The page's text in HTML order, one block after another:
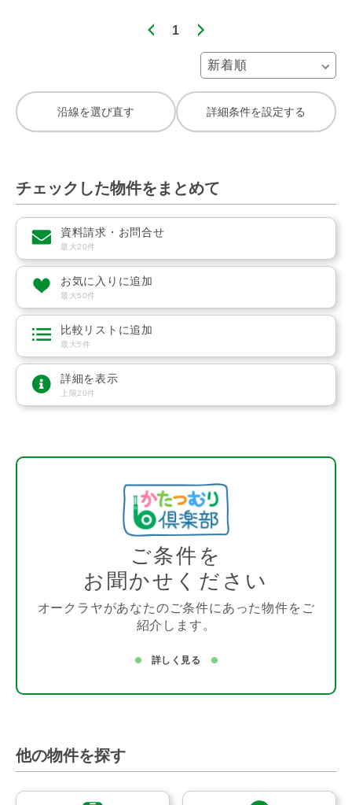
1
沿線を選び直す 詳細条件を設定する
チェックした物件をまとめて
資料請求・お問合せ
最大20件
お気に入りに追加
最大50件
比較リストに追加
最大5件
詳細を表示
上限20件
ご条件を
お聞かせください
オークラヤがあなたのご条件にあった物件をご
紹介します。
詳しく見る
他の物件を探す